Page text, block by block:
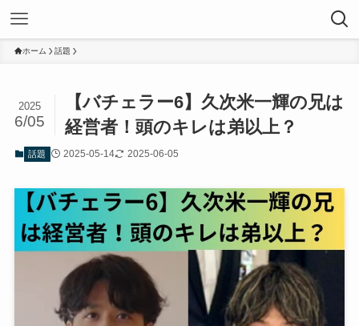
ホーム 話題
【バチェラー6】久次米一輝の兄は
経営者！頭のキレは弟以上？
2025
6/05
話題 2025-05-14 2025-06-05